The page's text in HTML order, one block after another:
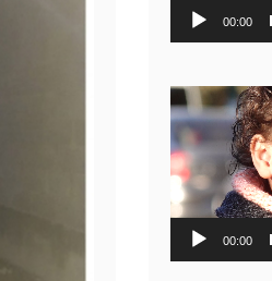
00:00
Reproductor
de
video
00:00